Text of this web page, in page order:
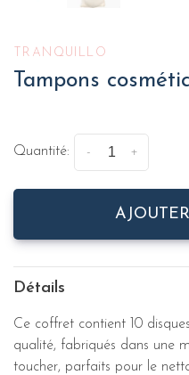
TRANQUILLO
Tampons
Quantité: +
-
Détails
Ce coffret contient 10
qualité, fabriqués dans une
toucher, parfaits pour le